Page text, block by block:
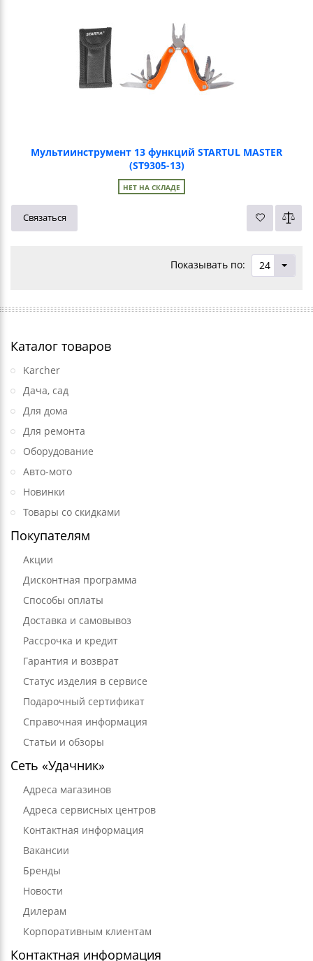
Мультиинструмент 13 функций STARTUL MASTER
(ST9305-13)
НЕТ НА СКЛАДЕ
Связаться
Показывать по: 24
Каталог товаров
Karcher
Дача, сад
Для дома
Для ремонта
Оборудование
Авто-мото
Новинки
Товары со скидками
Покупателям
Акции
Дисконтная программа
Способы оплаты
Доставка и самовывоз
Рассрочка и кредит
Гарантия и возврат
Статус изделия в сервисе
Подарочный сертификат
Справочная информация
Статьи и обзоры
Сеть «Удачник»
Адреса магазинов
Адреса сервисных центров
Контактная информация
Вакансии
Бренды
Новости
Дилерам
Корпоративным клиентам
Контактная информация